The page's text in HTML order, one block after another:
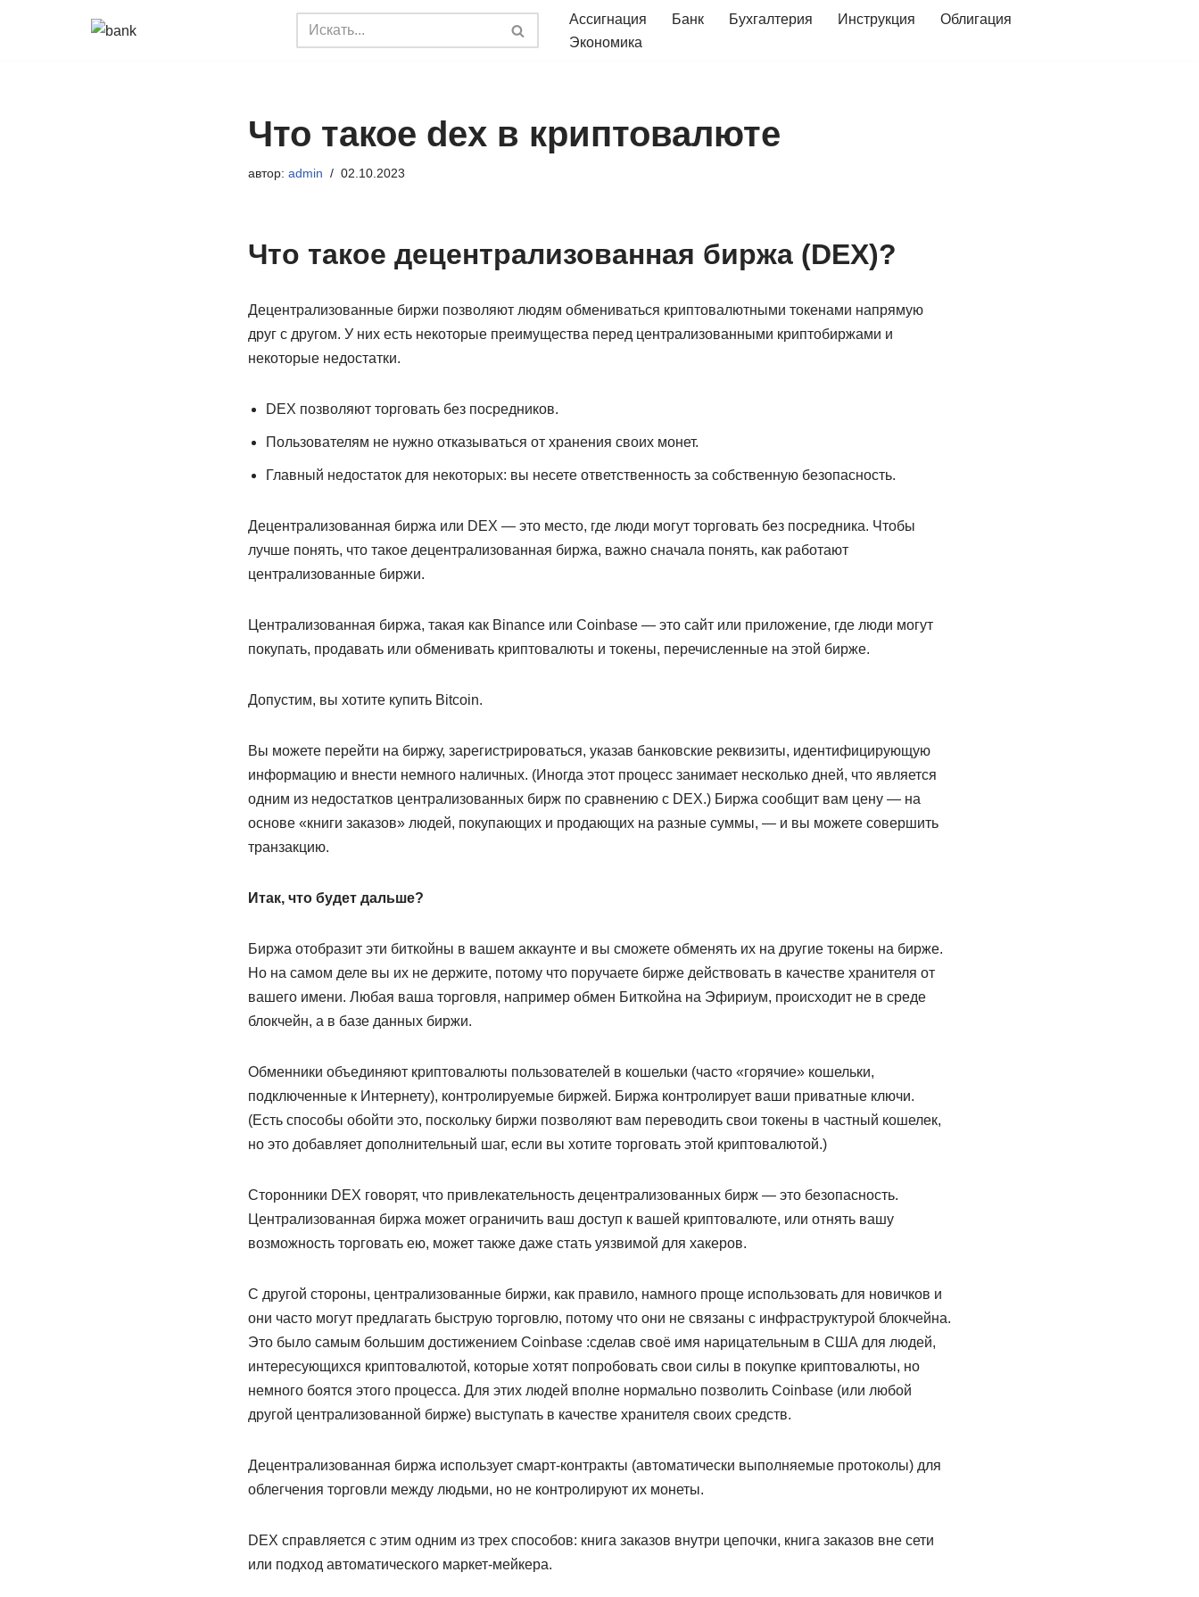
Ассигнация Банк Бухгалтерия Инструкция
Облигация
Экономика
Что такое dex в криптовалюте
автор: admin 02.10.2023
Что такое децентрализованная биржа (DEX)?
Децентрализованные биржи позволяют людям обмениваться криптовалютными токенами напрямую
друг с другом. У них есть некоторые преимущества перед централизованными криптобиржами и
некоторые недостатки.
DEX позволяют торговать без посредников.
Пользователям не нужно отказываться от хранения своих монет.
Главный недостаток для некоторых: вы несете ответственность за собственную безопасность.
Децентрализованная биржа или DEX — это место, где люди могут торговать без посредника. Чтобы
лучше понять, что такое децентрализованная биржа, важно сначала понять, как работают
централизованные биржи.
Централизованная биржа, такая как Binance или Coinbase — это сайт или приложение, где люди могут
покупать, продавать или обменивать криптовалюты и токены, перечисленные на этой бирже.
Допустим, вы хотите купить Bitcoin.
Вы можете перейти на биржу, зарегистрироваться, указав банковские реквизиты, идентифицирующую
информацию и внести немного наличных. (Иногда этот процесс занимает несколько дней, что является
одним из недостатков централизованных бирж по сравнению с DEX.) Биржа сообщит вам цену — на
основе «книги заказов» людей, покупающих и продающих на разные суммы, — и вы можете совершить
транзакцию.
Итак, что будет дальше?
Биржа отобразит эти биткойны в вашем аккаунте и вы сможете обменять их на другие токены на бирже.
Но на самом деле вы их не держите, потому что поручаете бирже действовать в качестве хранителя от
вашего имени. Любая ваша торговля, например обмен Биткойна на Эфириум, происходит не в среде
блокчейн, а в базе данных биржи.
Обменники объединяют криптовалюты пользователей в кошельки (часто «горячие» кошельки,
подключенные к Интернету), контролируемые биржей. Биржа контролирует ваши приватные ключи.
(Есть способы обойти это, поскольку биржи позволяют вам переводить свои токены в частный кошелек,
но это добавляет дополнительный шаг, если вы хотите торговать этой криптовалютой.)
Сторонники DEX говорят, что привлекательность децентрализованных бирж — это безопасность.
Централизованная биржа может ограничить ваш доступ к вашей криптовалюте, или отнять вашу
возможность торговать ею, может также даже стать уязвимой для хакеров.
С другой стороны, централизованные биржи, как правило, намного проще использовать для новичков и
они часто могут предлагать быструю торговлю, потому что они не связаны с инфраструктурой блокчейна.
Это было самым большим достижением Coinbase :сделав своё имя нарицательным в США для людей,
интересующихся криптовалютой, которые хотят попробовать свои силы в покупке криптовалюты, но
немного боятся этого процесса. Для этих людей вполне нормально позволить Coinbase (или любой
другой централизованной бирже) выступать в качестве хранителя своих средств.
Децентрализованная биржа использует смарт-контракты (автоматически выполняемые протоколы) для
облегчения торговли между людьми, но не контролируют их монеты.
DEX справляется с этим одним из трех способов: книга заказов внутри цепочки, книга заказов вне сети
или подход автоматического маркет-мейкера.